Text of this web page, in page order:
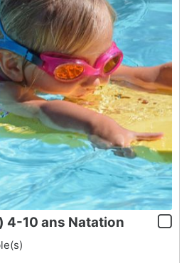
4-10 ans Natation